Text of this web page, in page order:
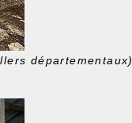
départementaux)